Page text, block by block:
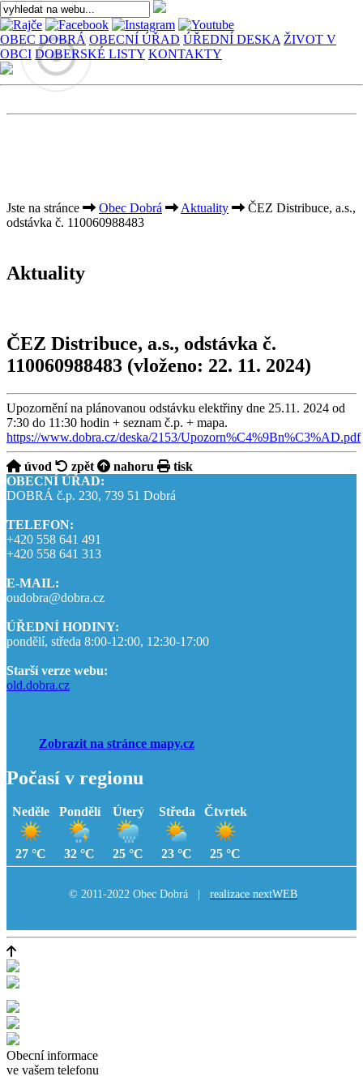
OBEC DOBRÁ OBECNÍ ÚŘAD ÚŘEDNÍ DESKA ŽIVOT V
OBCI DOBERSKÉ LISTY KONTAKTY
Jste na stránce Obec Dobrá Aktuality
ČEZ Distribuce, a.s.,
odstávka č. 110060988483
Aktuality
ČEZ Distribuce, a.s., odstávka č.
110060988483 (vloženo: 22. 11. 2024)
Upozornění na plánovanou odstávku elektřiny dne 25.11. 2024 od
7:30 do 11:30 hodin + seznam č.p. + mapa.
https://www.dobra.cz/deska/2153/Upozorn%C4%9Bn%C3%AD.pdf
úvod zpět nahoru
tisk
OBECNÍ ÚŘAD:
DOBRÁ č.p. 230, 739 51 Dobrá
TELEFON:
+420 558 641 491
+420 558 641 313
E-MAIL:
oudobra@dobra.cz
ÚŘEDNÍ HODINY:
pondělí, středa 8:00-12:00, 12:30-17:00
Starší verze webu:
old.dobra.cz
Zobrazit na stránce mapy.cz
Počasí v regionu
Neděle
27 °C
Pondělí
32 °C
Úterý
25 °C
Středa
23 °C
Čtvrtek
25 °C
© 2011-2022 Obec Dobrá | realizace nextWEB
Obecní informace
ve vašem telefonu